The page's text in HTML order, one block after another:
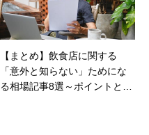
【まとめ】飲食店に関する
「意外と知らない」ためにな
る相場記事8選～ポイントと参